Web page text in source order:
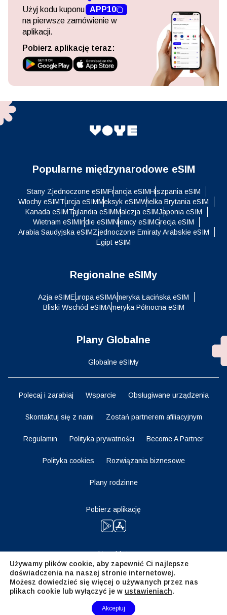
Użyj kodu kuponu APP10
na pierwsze zamówienie w
aplikacji.
Pobierz aplikację teraz:
Popularne międzynarodowe eSIM
Stany Zjednoczone eSIMFrancja eSIMHiszpania eSIM
Włochy eSIMTurcja eSIMMeksyk eSIMWielka Brytania eSIM
Kanada eSIMTajlandia eSIMMalezja eSIMJaponia eSIM
Wietnam eSIMIndie eSIMNiemcy eSIMGrecja eSIM
Arabia Saudyjska eSIMZjednoczone Emiraty Arabskie eSIM
Egipt eSIM
Regionalne eSIMy
Azja eSIMEuropa eSIMAmeryka Łacińska eSIM
Bliski Wschód eSIMAmeryka Północna eSIM
Plany Globalne
Globalne eSIMy
Polecaj i zarabiaj Wsparcie Obsługiwane urządzenia
Skontaktuj się z nami Zostań partnerem afiliacyjnym
Regulamin Polityka prywatności Become A Partner
Polityka cookies Rozwiązania biznesowe
Plany rodzinne
Pobierz aplikację
Bądź na bieżąco
Używamy plików cookie, aby zapewnić Ci najlepsze
doświadczenia na naszej stronie internetowej.
Możesz dowiedzieć się więcej o używanych przez nas
plikach cookie lub wyłączyć je w ustawieniach.
Akceptuj